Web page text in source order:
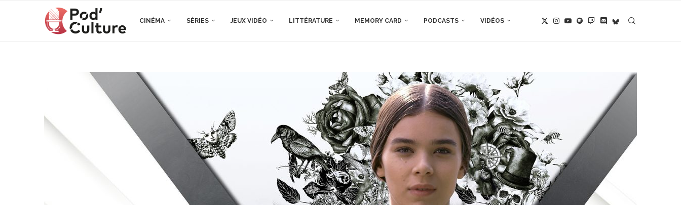
CINÉMA SÉRIES JEUX VIDÉO LITTÉRATURE MEMORY CARD PODCASTS VIDÉOS